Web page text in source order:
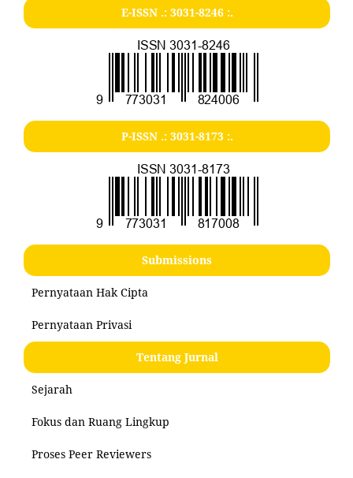
E-ISSN .: 3031-8246:.
P-ISSN .: 3031-8173:.
Submissions
Pernyataan Hak Cipta
Pernyataan Privasi
Tentang Jurnal
Sejarah
Fokus dan Ruang Lingkup
Proses Peer Reviewers